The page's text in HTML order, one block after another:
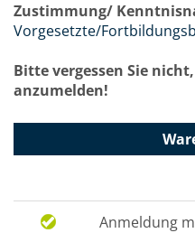
Zustimmung/
Vorgesetzte/
Bitte vergessen Sie
anzumelden!
Anmeldung